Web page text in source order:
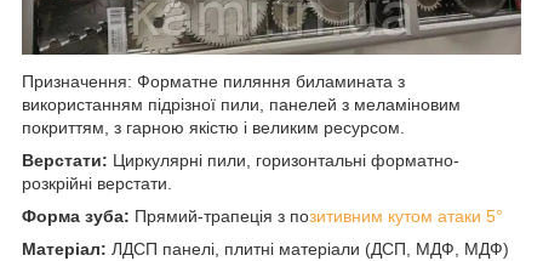
Призначення: Форматне пиляння биламината з
використанням підрізної пили, панелей з меламіновим
покриттям, з гарною якістю і великим ресурсом.
Верстати: Циркулярні пили, горизонтальні форматно-
розкрійні верстати.
Форма зуба: Прямий-трапеція з позитивним кутом атаки 5°
Матеріал: ЛДСП панелі, плитні матеріали (ДСП, МДФ, МДФ)